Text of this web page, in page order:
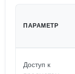
ПАРАМЕТР
Доступ к